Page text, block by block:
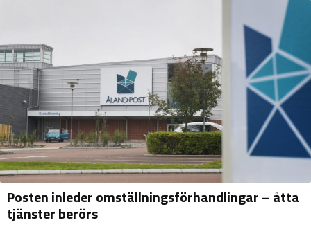
Posten inleder omställningsförhandlingar – åtta
tjänster berörs